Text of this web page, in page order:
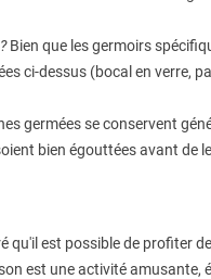
Bien que les germoirs
ci-dessus (bocal en verre,
germées se conservent
bien égouttées avant de
qu'il est possible de profiter
est une activité amusante,